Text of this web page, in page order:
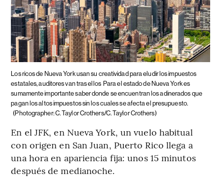
Los ricos de Nueva York usan su creatividad para eludir los impuestos
estatales, auditores van tras ellos Para el estado de Nueva York es
sumamente importante saber donde se encuentran los adinerados que
pagan los altos impuestos sin los cuales se afecta el presupuesto.
(Photographer: C. Taylor Crothers/C. Taylor Crothers)
En el JFK, en Nueva York, un vuelo habitual
con origen en San Juan, Puerto Rico llega a
una hora en apariencia fija: unos 15 minutos
después de medianoche.